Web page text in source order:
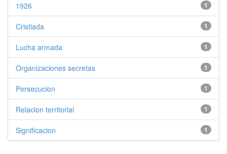
1
1926
1
Cristiada
1
Lucha armada
1
Organizaciones secretas
1
Persecucion
1
Relacion territorial
1
Significacion